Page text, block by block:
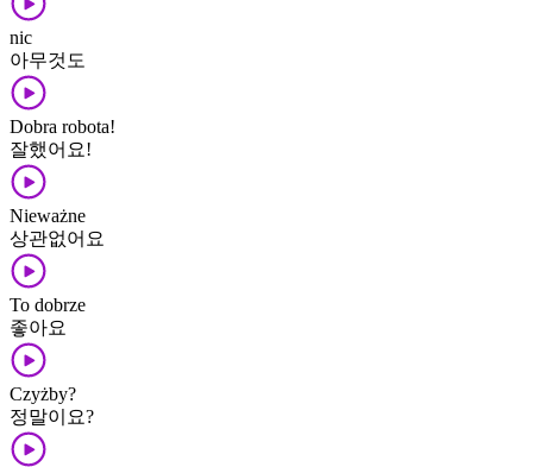
nic
아무것도
Dobra robota!
잘했어요!
Nieważne
상관없어요
To dobrze
좋아요
Czyżby?
정말이요?